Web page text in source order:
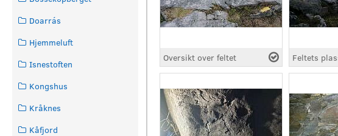
Doarrás
Hjemmeluft
Isnestoften
Kongshus
Kråknes
Kåfjord
Oversikt over feltet